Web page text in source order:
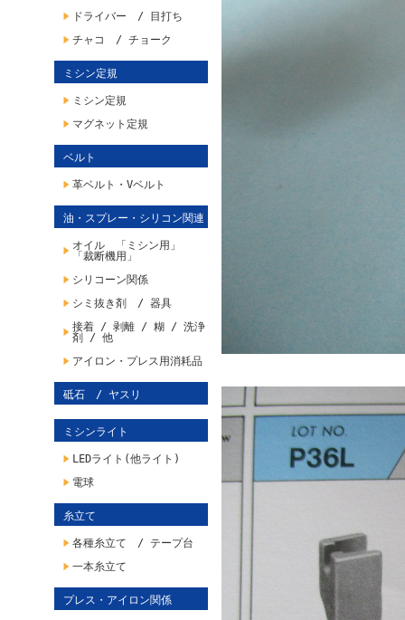
ドライバー / 目打ち
チャコ / チョーク
ミシン定規
ミシン定規
マグネット定規
ベルト
革ベルト・Vベルト
油・スプレー・シリコン関連
オイル 「ミシン用」
「裁断機用」
シリコーン関係
シミ抜き剤 / 器具
接着 / 剥離 / 糊 / 洗浄
剤 / 他
アイロン・プレス用消耗品
砥石 / ヤスリ
ミシンライト
LEDライト(他ライト)
電球
糸立て
各種糸立て / テープ台
一本糸立て
プレス・アイロン関係